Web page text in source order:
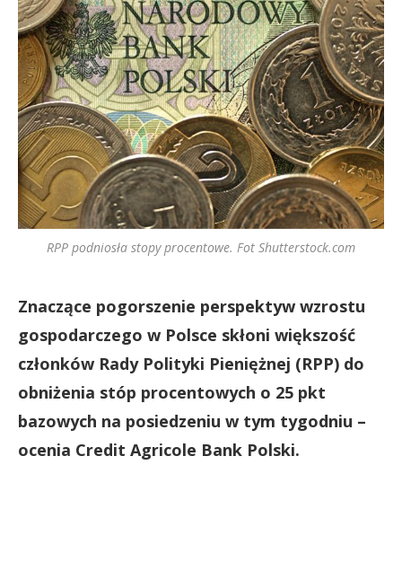
RPP podniosła stopy procentowe. Fot Shutterstock.com
Znaczące pogorszenie perspektyw wzrostu
gospodarczego w Polsce skłoni większość
członków Rady Polityki Pieniężnej (RPP) do
obniżenia stóp procentowych o 25 pkt
bazowych na posiedzeniu w tym tygodniu –
ocenia Credit Agricole Bank Polski.